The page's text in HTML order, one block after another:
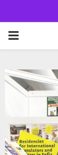
PRIMARY